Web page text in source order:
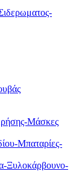
Μάσκες
Μπαταρίες-
Ξυλοκάρβουνο-